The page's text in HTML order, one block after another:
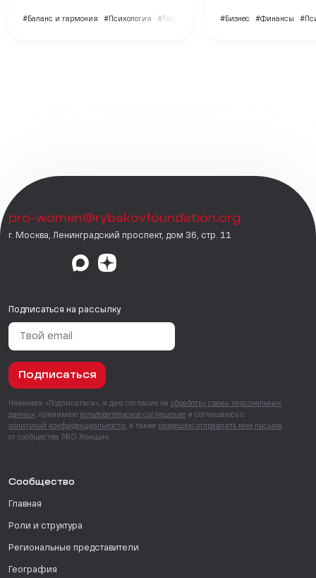
#Баланс и гармония #Психология #Творчество #Бизнес #Финансы
pro-women@rybakovfoundation.org
г. Москва, Ленинградский проспект, дом 36, стр. 11
Подписаться на рассылку
Подписаться
Нажимая «Подписаться», я даю согласие на обработку своих персональных
данных , принимаю пользовательское соглашение и соглашаюсь с
политикой конфиденциальности , а также разрешаю отправлять мне письма
от сообщества PRO Женщин.
Сообщество
Главная
Роли и структура
Региональные представители
География